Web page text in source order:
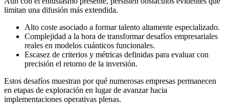
limitan una difusión más extendida.
Alto coste asociado a formar talento altamente especializado.
Complejidad a la hora de transformar desafíos empresariales
reales en modelos cuánticos funcionales.
Escasez de criterios y métricas definidas para evaluar con
precisión el retorno de la inversión.
Estos desafíos muestran por qué numerosas empresas permanecen
en etapas de exploración en lugar de avanzar hacia
implementaciones operativas plenas.